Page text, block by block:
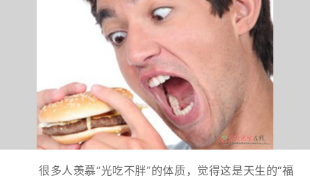
很多人羡慕“光吃不胖”的体质，觉得这是天生的“福